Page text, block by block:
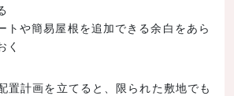
トや簡易屋根を追加できる余白をあら
く
置計画を立てると、限られた敷地でも